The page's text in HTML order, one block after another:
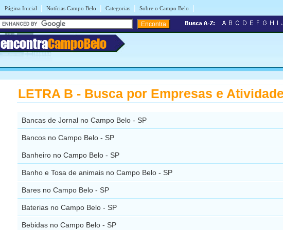
Página Inicial | Notícias Campo Belo | Categorias | Sobre o Campo Belo |
encontraCampoBelo
LETRA B - Busca por Empresas e
Bancas de Jornal no Campo Belo - SP
Bancos no Campo Belo - SP
Banheiro no Campo Belo - SP
Banho e Tosa de animais no Campo Belo - SP
Bares no Campo Belo - SP
Baterias no Campo Belo - SP
Bebidas no Campo Belo - SP